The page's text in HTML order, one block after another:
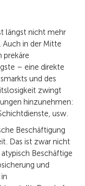
längst nicht mehr
Auch in der Mitte
prekäre
– eine direkte
und des
zwingt
hinzunehmen:
usw.
Beschäftigung
Das ist zwar nicht
Beschäftige
und